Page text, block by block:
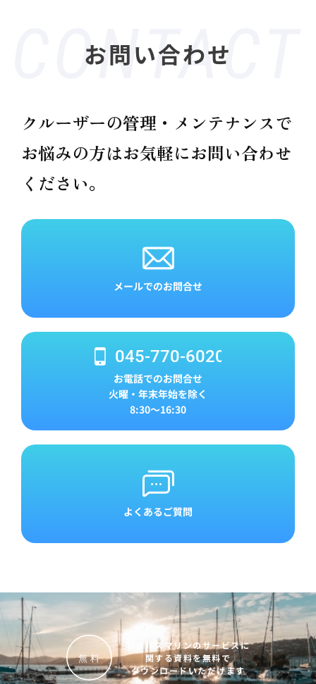
お問い合わせ
クルーザーの管理・メンテナンスで
お悩みの方はお気軽にお問い合わせ
ください。
メールでのお問合せ
045-770-6020
お電話でのお問合せ
火曜・年末年始を除く
8:30～16:30
よくあるご質問
無 料
レグルスマリンのサービスに
関する資料を無料で
ダウンロードいただけます